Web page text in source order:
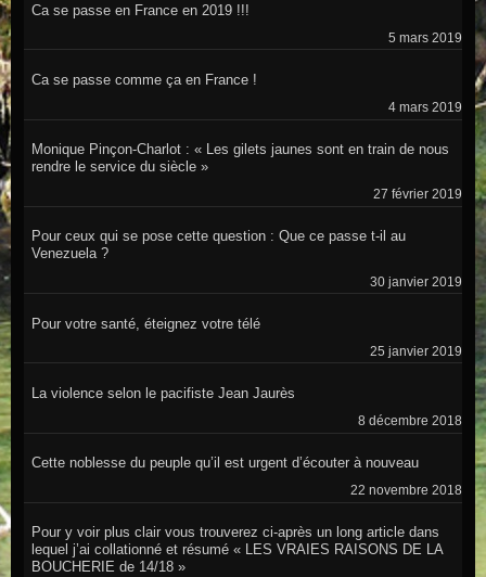
Ca se passe en France en 2019 !!!
5 mars 2019
Ca se passe comme ça en France !
4 mars 2019
Monique Pinçon-Charlot : « Les gilets jaunes sont en train de nous
rendre le service du siècle »
27 février 2019
Pour ceux qui se pose cette question : Que ce passe t-il au
Venezuela ?
30 janvier 2019
Pour votre santé, éteignez votre télé
25 janvier 2019
La violence selon le pacifiste Jean Jaurès
8 décembre 2018
Cette noblesse du peuple qu’il est urgent d’écouter à nouveau
22 novembre 2018
Pour y voir plus clair vous trouverez ci-après un long article dans
lequel j’ai collationné et résumé « LES VRAIES RAISONS DE LA
BOUCHERIE de 14/18 »